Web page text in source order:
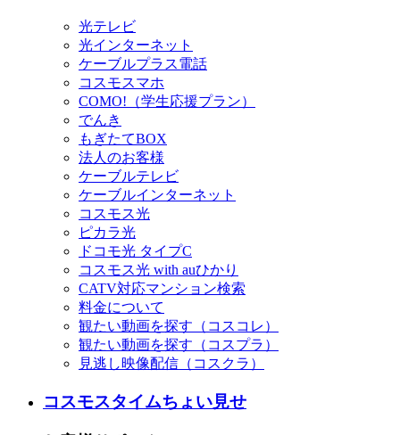
光テレビ
光インターネット
ケーブルプラス電話
コスモスマホ
COMO!（学生応援プラン）
でんき
もぎたてBOX
法人のお客様
ケーブルテレビ
ケーブルインターネット
コスモス光
ピカラ光
ドコモ光 タイプC
コスモス光 with auひかり
CATV対応マンション検索
料金について
観たい動画を探す（コスコレ）
観たい動画を探す（コスプラ）
見逃し映像配信（コスクラ）
コスモスタイムちょい見せ